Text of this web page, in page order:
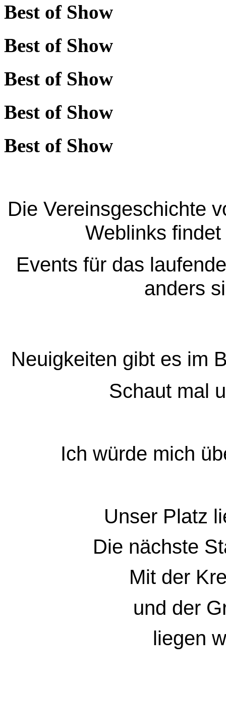
Best of Show
Best of Show
Best of Show
Best of Show
Best of Show
Die Vereinsgeschichte
Weblinks
Events für das
anders
Neuigkeiten gibt es im
Schaut mal
Ich würde mich
Unser Platz
Die nächste
Mit der
und der
liegen